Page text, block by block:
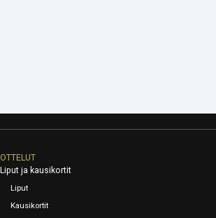
OTTELUT
Liput ja kausikortit
Liput
Kausikortit